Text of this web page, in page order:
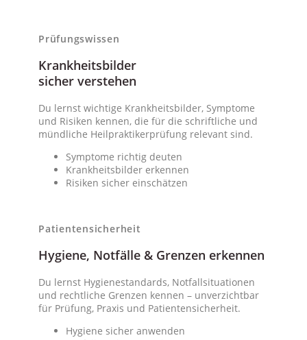
Prüfungswissen
Krankheitsbilder
sicher verstehen
Du lernst wichtige Krankheitsbilder, Symptome
und Risiken kennen, die für die schriftliche und
mündliche Heilpraktikerprüfung relevant sind.
Symptome richtig deuten
Krankheitsbilder erkennen
Risiken sicher einschätzen
Patientensicherheit
Hygiene, Notfälle & Grenzen erkennen
Du lernst Hygienestandards, Notfallsituationen
und rechtliche Grenzen kennen – unverzichtbar
für Prüfung, Praxis und Patientensicherheit.
Hygiene sicher anwenden